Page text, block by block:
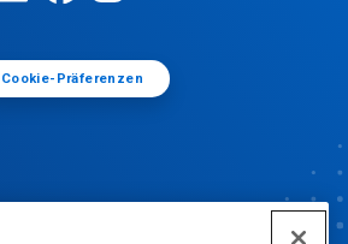
Cookie-Präferenzen